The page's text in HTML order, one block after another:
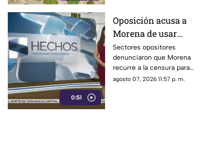
0:51
Oposición acusa a
Morena de usar
censura para ocultar
seńalamientos de
narcopolítica
Sectores opositores
denunciaron que Morena
recurre a la censura para
imponer su versión oficial y
agosto 07, 2026 11:57 p. m.